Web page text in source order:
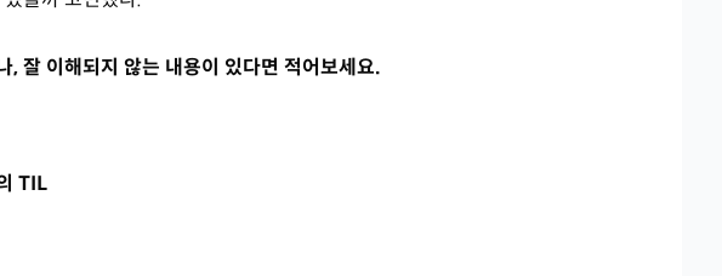
, 잘 이해되지 않는 내용이 있다면 적어보세요.
TIL